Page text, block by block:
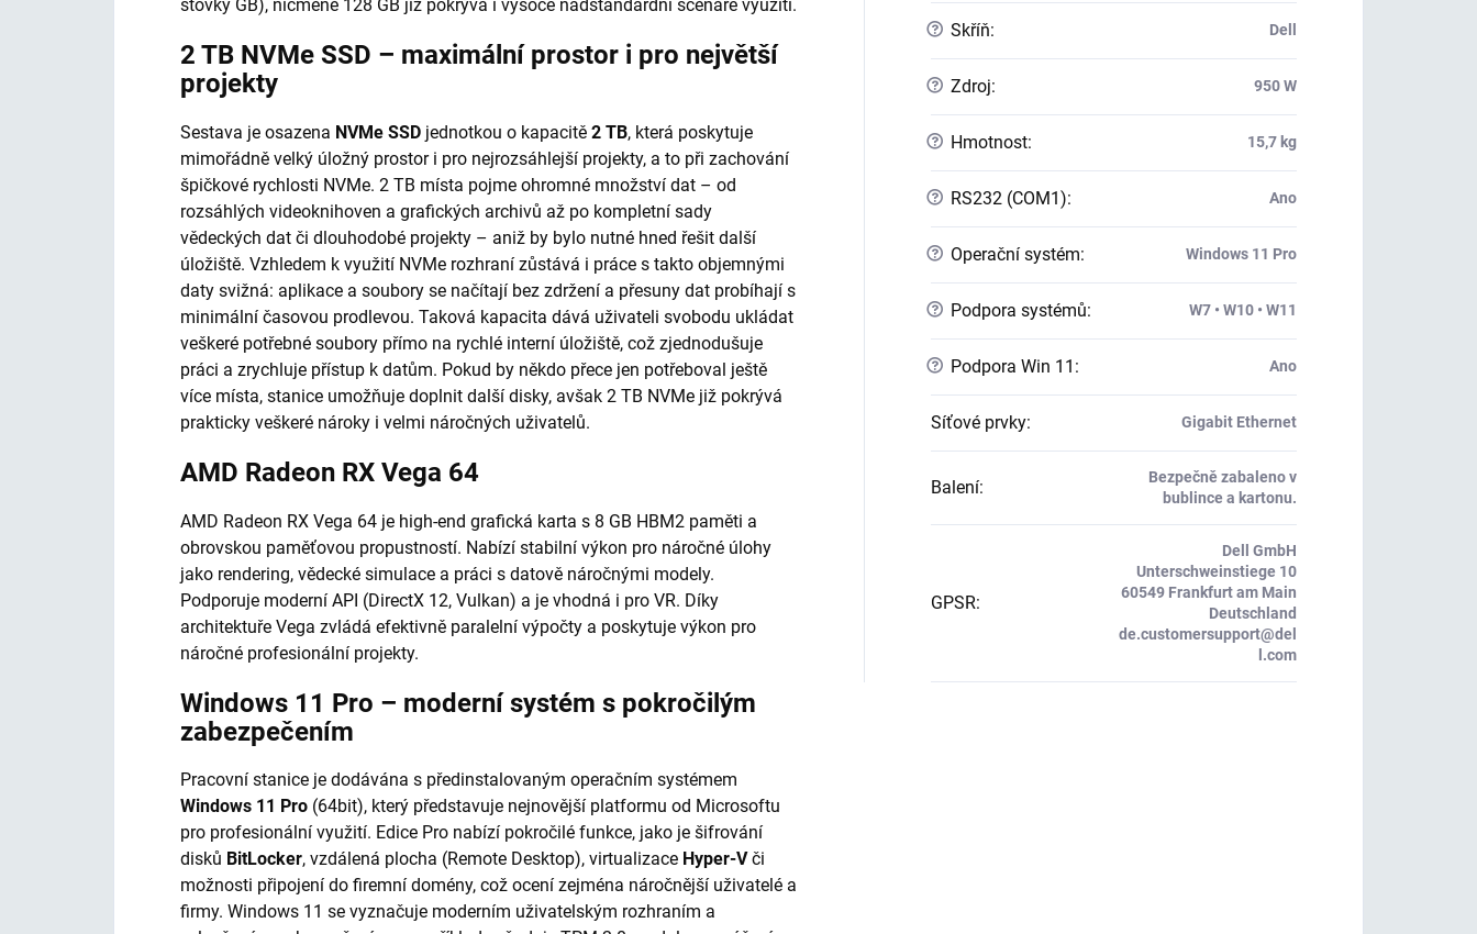
stovky GB), nicméně 128 GB již pokrývá i vysoce nadstandardní scénáře využití.
2 TB NVMe SSD – maximální prostor i pro největší
projekty
Sestava je osazena NVMe SSD jednotkou o kapacitě 2 TB, která poskytuje
mimořádně velký úložný prostor i pro nejrozsáhlejší projekty, a to při zachování
špičkové rychlosti NVMe. 2 TB místa pojme ohromné množství dat – od
rozsáhlých videoknihoven a grafických archivů až po kompletní sady
vědeckých dat či dlouhodobé projekty – aniž by bylo nutné hned řešit další
úložiště. Vzhledem k využití NVMe rozhraní zůstává i práce s takto objemnými
daty svižná: aplikace a soubory se načítají bez zdržení a přesuny dat probíhají s
minimální časovou prodlevou. Taková kapacita dává uživateli svobodu ukládat
veškeré potřebné soubory přímo na rychlé interní úložiště, což zjednodušuje
práci a zrychluje přístup k datům. Pokud by někdo přece jen potřeboval ještě
více místa, stanice umožňuje doplnit další disky, avšak 2 TB NVMe již pokrývá
prakticky veškeré nároky i velmi náročných uživatelů.
AMD Radeon RX Vega 64
AMD Radeon RX Vega 64 je high-end grafická karta s 8 GB HBM2 paměti a
obrovskou paměťovou propustností. Nabízí stabilní výkon pro náročné úlohy
jako rendering, vědecké simulace a práci s datově náročnými modely.
Podporuje moderní API (DirectX 12, Vulkan) a je vhodná i pro VR. Díky
architektuře Vega zvládá efektivně paralelní výpočty a poskytuje výkon pro
náročné profesionální projekty.
Windows 11 Pro – moderní systém s pokročilým
zabezpečením
Pracovní stanice je dodávána s předinstalovaným operačním systémem
Windows 11 Pro (64bit), který představuje nejnovější platformu od Microsoftu
pro profesionální využití. Edice Pro nabízí pokročilé funkce, jako je šifrování
disků BitLocker, vzdálená plocha (Remote Desktop), virtualizace Hyper-Vči
možnosti připojení do firemní domény, což ocení zejména náročnější uživatelé a
firmy. Windows 11 se vyznačuje moderním uživatelským rozhraním a
? Skříň: Dell
? Zdroj: 950 W
? Hmotnost: 15,7 kg
? RS232 (COM1): Ano
? Operační systém: Windows 11 Pro
? Podpora systémů: W7 • W10 • W11
? Podpora Win 11 : Ano
Síťové prvky: Gigabit Ethernet
Balení:
Bezpečně zabaleno v
bublince a kartonu.
GPSR:
Dell GmbH
Unterschweinstiege 10
60549 Frankfurt am Main
Deutschland
de.customersupport@del
l.com